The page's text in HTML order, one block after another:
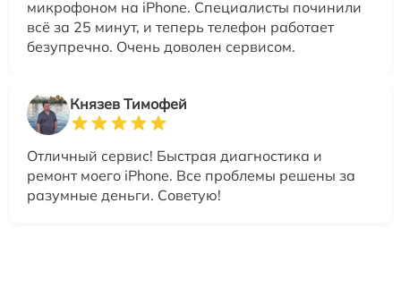
микрофоном на iPhone. Специалисты починили
всё за 25 минут, и теперь телефон работает
безупречно. Очень доволен сервисом.
Князев Тимофей
Отличный сервис! Быстрая диагностика и
ремонт моего iPhone. Все проблемы решены за
разумные деньги. Советую!